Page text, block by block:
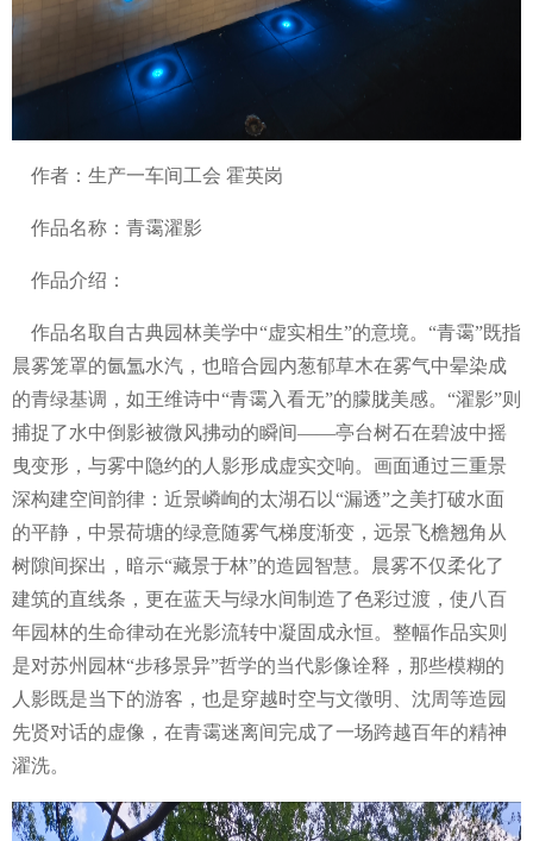
作者：生产一车间工会 霍英岗
作品名称：青霭濯影
作品介绍：
作品名取自古典园林美学中“虚实相生”的意境。“青霭”既指
晨雾笼罩的氤氲水汽，也暗合园内葱郁草木在雾气中晕染成
的青绿基调，如王维诗中“青霭入看无”的朦胧美感。“濯影”则
捕捉了水中倒影被微风拂动的瞬间——亭台树石在碧波中摇
曳变形，与雾中隐约的人影形成虚实交响。画面通过三重景
深构建空间韵律：近景嶙峋的太湖石以“漏透”之美打破水面
的平静，中景荷塘的绿意随雾气梯度渐变，远景飞檐翘角从
树隙间探出，暗示“藏景于林”的造园智慧。晨雾不仅柔化了
建筑的直线条，更在蓝天与绿水间制造了色彩过渡，使八百
年园林的生命律动在光影流转中凝固成永恒。整幅作品实则
是对苏州园林“步移景异”哲学的当代影像诠释，那些模糊的
人影既是当下的游客，也是穿越时空与文徵明、沈周等造园
先贤对话的虚像，在青霭迷离间完成了一场跨越百年的精神
濯洗。